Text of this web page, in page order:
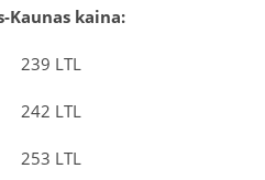
Kaunas kaina:
239 LTL
242 LTL
253 LTL